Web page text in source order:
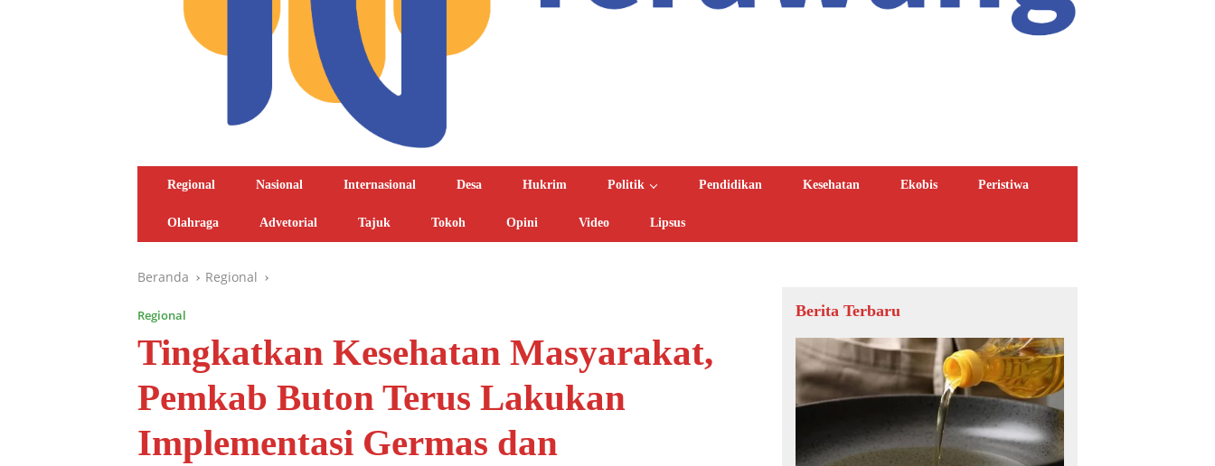
Regional Nasional Internasional Desa Hukrim Politik Pendidikan Kesehatan Ekobis Peristiwa
Olahraga Advetorial Tajuk Tokoh Opini Video Lipsus
Beranda Regional
Regional
Tingkatkan Kesehatan Masyarakat,
Pemkab Buton Terus Lakukan
Implementasi Germas dan
Berita Terbaru